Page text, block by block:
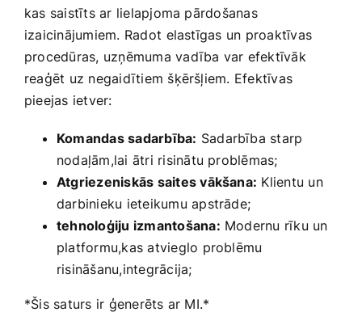
kas saistīts ar lielapjoma pārdošanas
izaicinājumiem. Radot⁤ elastīgas un proaktīvas
procedūras, uzņēmuma vadība var efektīvāk
reaģēt uz negaidītiem‌ šķēršļiem. Efektīvas
pieejas ietver:
Komandas sadarbība: Sadarbība starp
nodaļām,lai ātri risinātu ‍problēmas;
Atgriezeniskās saites vākšana: Klientu un
darbinieku ieteikumu apstrāde;
tehnoloģiju izmantošana: Modernu rīku un
platformu,kas atvieglo problēmu
risināšanu,integrācija;
*Šis saturs ir ģenerēts ar MI.*